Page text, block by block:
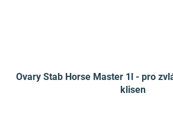
Ovary Stab Horse Master 1l - pro
klisen